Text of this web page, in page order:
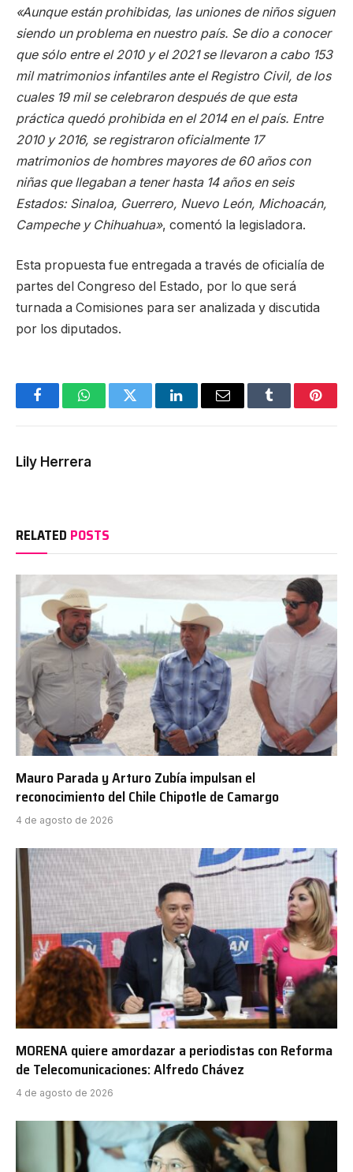
«Aunque están prohibidas, las uniones de niños siguen
siendo un problema en nuestro país. Se dio a conocer
que sólo entre el 2010 y el 2021 se llevaron a cabo 153
mil matrimonios infantiles ante el Registro Civil, de los
cuales 19 mil se celebraron después de que esta
práctica quedó prohibida en el 2014 en el país. Entre
2010 y 2016, se registraron oficialmente 17
matrimonios de hombres mayores de 60 años con
niñas que llegaban a tener hasta 14 años en seis
Estados: Sinaloa, Guerrero, Nuevo León, Michoacán,
Campeche y Chihuahua», comentó la legisladora.
Esta propuesta fue entregada a través de oficialía de
partes del Congreso del Estado, por lo que será
turnada a Comisiones para ser analizada y discutida
por los diputados.
FacebookWhatsAppTwitter LinkedInEmail Tumblr
Lily Herrera
RELATED POSTS
Mauro Parada y Arturo Zubía impulsan el
reconocimiento del Chile Chipotle de Camargo
4 de agosto de 2026
MORENA quiere amordazar a periodistas con Reforma
de Telecomunicaciones: Alfredo Chávez
4 de agosto de 2026